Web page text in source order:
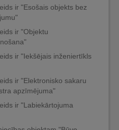
ir "Esošais objekts bez
ir "Objektu
ir "Iekšējais inženiertīkls
ir "Elektronisko sakaru
apzīmējuma"
ir "Labiekārtojuma